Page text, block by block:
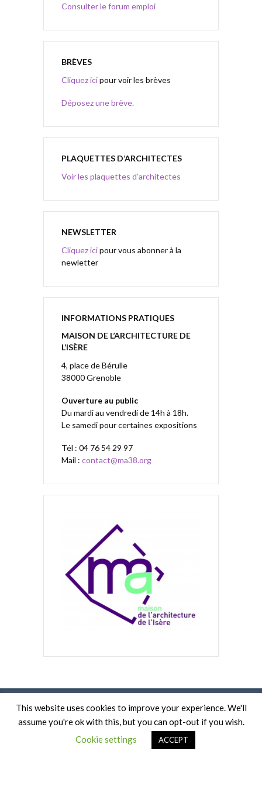
Consulter le forum emploi
BRÈVES
Cliquez icipour voir les brèves
Déposez une brève.
PLAQUETTES D’ARCHITECTES
Voir les plaquettes d’architectes
NEWSLETTER
Cliquez icipour vous abonner à la
newletter
INFORMATIONS PRATIQUES
MAISON DE L’ARCHITECTURE DE
L’ISÈRE
4, place de Bérulle
38000 Grenoble
Ouverture au public
Du mardi au vendredi de 14h à 18h.
Le samedi pour certaines expositions
Tél : 04 76 54 29 97
Mail : contact@ma38.org
UN SITE CRÉÉ PAR HEOL SICARD.
CRÉDITS PHOTOS : LAURE TONIN / MAISON DE L'ARCHITECTURE DE
L'ISÈRE
This website uses cookies to improve your experience. We'll
assume you're ok with this, but you can opt-out if you wish.
Cookie settings
ACCEPT